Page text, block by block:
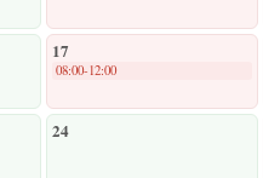
17
08:00-12:00
24